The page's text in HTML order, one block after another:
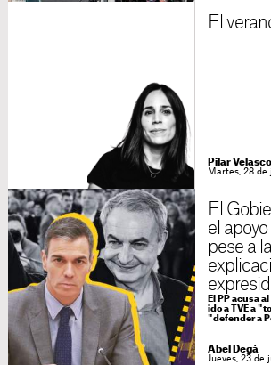
El
Pilar Velasco
Martes, 28
El
el
pese a
El PP acusa
ido a TVE a
"defender a
Abel Degà
Jueves, 23 de